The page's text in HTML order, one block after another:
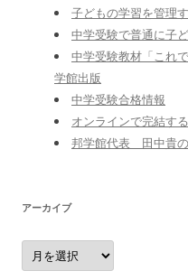
子どもの学習を管理
中学受験で普通に子
中学受験教材「これ
学館出版
中学受験合格情報
オンラインで完結す
邦学館代表 田中貴
アーカイブ
ア
ー
カ